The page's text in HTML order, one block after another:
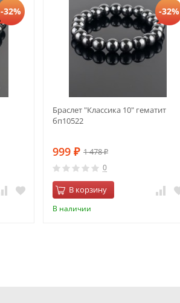
-32% -32%
Браслет "Классика 10" гематит
бп10522
999 ₽ 1 478₽
0
В корзину
В наличии